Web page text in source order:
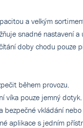
a velkým
snadné nastavení
doby chodu pouze
během provozu.
víka pouze jemný dotyk.
vkládání nebo
aplikace s jedním